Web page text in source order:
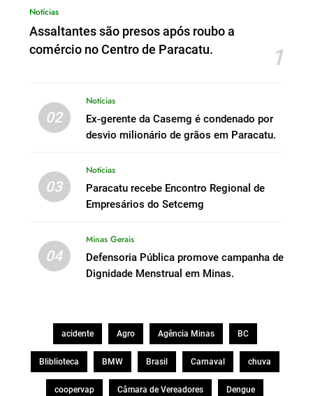
Notícias
Assaltantes são presos após roubo a
comércio no Centro de Paracatu.
1
02
Notícias
Ex-gerente da Casemg é condenado por
desvio milionário de grãos em Paracatu.
03
Notícias
Paracatu recebe Encontro Regional de
Empresários do Setcemg
04
Minas Gerais
Defensoria Pública promove campanha de
Dignidade Menstrual em Minas.
acidente Agro Agência Minas BC
Bliblioteca BMW Brasil Carnaval chuva
coopervap Câmara de Vereadores Dengue